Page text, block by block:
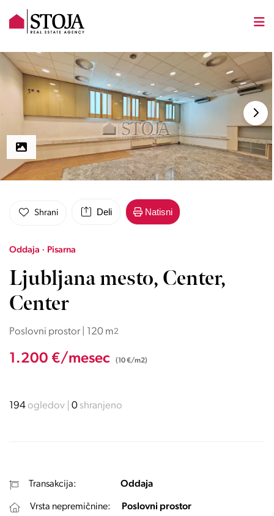
Shrani Deli Natisni
Oddaja · Pisarna
Ljubljana mesto, Center,
Center
Poslovni prostor | 120 m2
1.200 €/mesec (10 €/m2)
194ogledov 0shranjeno
Transakcija: Oddaja
Vrsta nepremičnine: Poslovni prostor